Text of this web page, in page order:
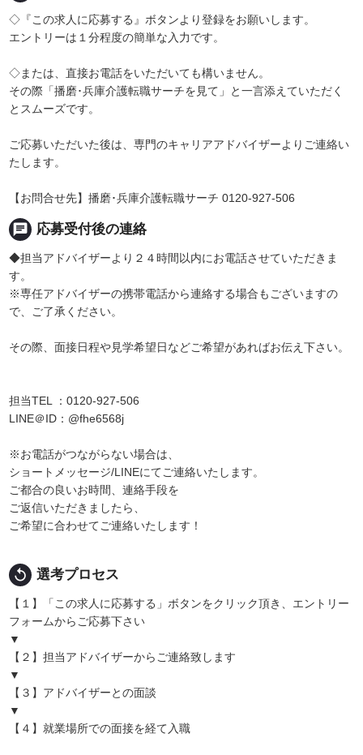
◇『この求人に応募する』ボタンより登録をお願いします。
エントリーは１分程度の簡単な入力です。
◇または、直接お電話をいただいても構いません。
その際「播磨･兵庫介護転職サーチを見て」と一言添えていただく
とスムーズです。
ご応募いただいた後は、専門のキャリアアドバイザーよりご連絡い
たします。
【お問合せ先】播磨･兵庫介護転職サーチ 0120-927-506
chat 応募受付後の連絡
◆担当アドバイザーより２４時間以内にお電話させていただきま
す。
※専任アドバイザーの携帯電話から連絡する場合もございますの
で、ご了承ください。
その際、面接日程や見学希望日などご希望があればお伝え下さい。
担当TEL ：0120-927-506
LINE＠ID：@fhe6568j
※お電話がつながらない場合は、
ショートメッセージ/LINEにてご連絡いたします。
ご都合の良いお時間、連絡手段を
ご返信いただきましたら、
ご希望に合わせてご連絡いたします！
replay 選考プロセス
【１】「この求人に応募する」ボタンをクリック頂き、エントリー
フォームからご応募下さい
▼
【２】担当アドバイザーからご連絡致します
▼
【３】アドバイザーとの面談
▼
【４】就業場所での面接を経て入職